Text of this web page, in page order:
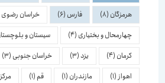
هرمزگان(8) فارس(6) خراسان رضوی(5)
چهارمحال و بختیاری(4) سیستان و بلوچستان(4)
کرمان(4)
(3) خراسان جنوبی(3)
اهواز(1) مازندران(1)
(1) مرکزی(1)